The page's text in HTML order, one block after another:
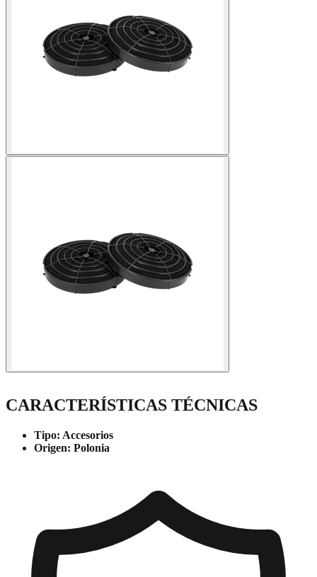
CARACTERÍSTICAS TÉCNICAS
Tipo: Accesorios
Origen: Polonia